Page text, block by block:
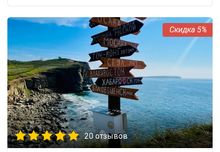
5%
20 отзывов